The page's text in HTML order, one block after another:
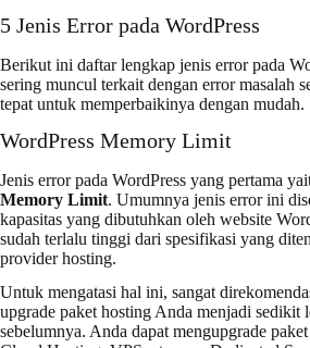
5 Jenis Error pada WordPress
Berikut ini daftar lengkap jenis error pada
sering muncul terkait dengan error masalah
tepat untuk memperbaikinya dengan mudah.
WordPress Memory Limit
Jenis error pada WordPress yang pertama
Memory Limit. Umumnya jenis error ini
kapasitas yang dibutuhkan oleh website
sudah terlalu tinggi dari spesifikasi yang
provider hosting.
Untuk mengatasi hal ini, sangat
upgrade paket hosting Anda menjadi sedikit
sebelumnya. Anda dapat mengupgrade